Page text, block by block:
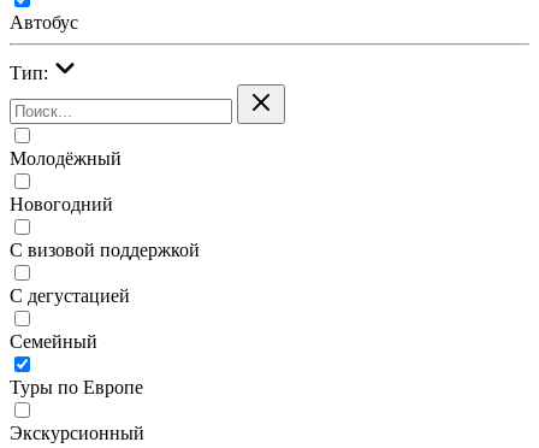
Автобус
Тип:
Молодёжный
Новогодний
С визовой поддержкой
С дегустацией
Семейный
Туры по Европе
Экскурсионный